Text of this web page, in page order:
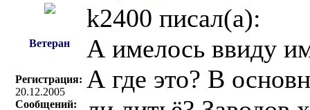
Ветеран
Регистрация:
20.12.2005
Сообщений:
k2400 писал(a):
А имелось ввиду
А где это? В